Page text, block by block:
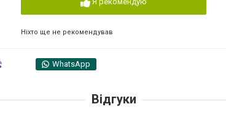
Ніхто ще не рекомендував
WhatsApp
Відгуки